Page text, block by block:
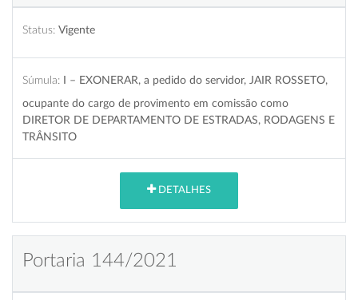
Status: Vigente
Súmula: I – EXONERAR, a pedido do servidor, JAIR ROSSETO,
ocupante do cargo de provimento em comissão como
DIRETOR DE DEPARTAMENTO DE ESTRADAS, RODAGENS E
TRÂNSITO
DETALHES
Portaria 144/2021